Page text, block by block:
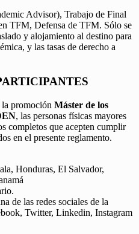
Advisor), Trabajo de Final
TFM, Defensa de TFM. Sólo se
y alojamiento al destino para
y las tasas de derecho a
promoción Máster de los
, las personas físicas mayores
completos que acepten cumplir
en el presente reglamento.
Honduras, El Salvador,
de las redes sociales de la
Twitter, Linkedin, Instagram